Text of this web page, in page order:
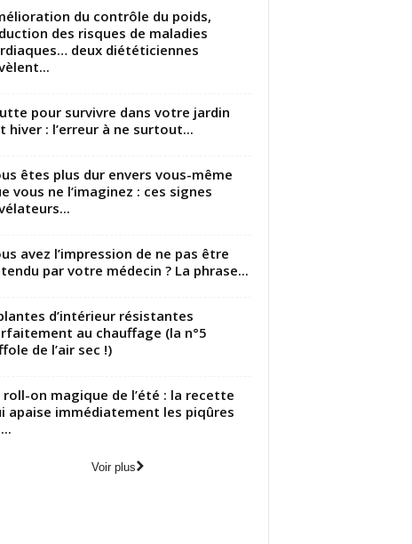
du contrôle du poids,
des risques de maladies
deux diététiciennes
pour survivre dans votre jardin
hiver : l’erreur à ne surtout...
êtes plus dur envers vous-même
vous ne l’imaginez : ces signes
avez l’impression de ne pas être
par votre médecin ? La phrase...
d’intérieur résistantes
au chauffage (la n°5
de l’air sec !)
roll-on magique de l’été : la recette
apaise immédiatement les piqûres
Voir plus